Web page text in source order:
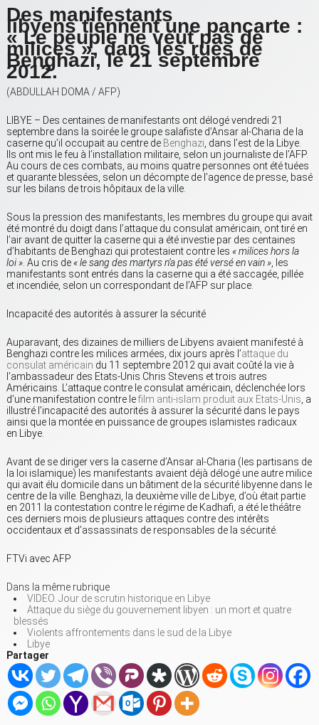
Des manifestants
libyens tiennent une pancarte :
« Le peuple ne veut pas de
milices », dans les rues de
Benghazi, le 21 septembre
2012.
(ABDULLAH DOMA / AFP)
LIBYE – Des centaines de manifestants ont délogé vendredi 21
septembre dans la soirée le groupe salafiste d’Ansar al-Charia de la
caserne qu’il occupait au centre de Benghazi , dans l’est de la Libye.
Ils ont mis le feu à l’installation militaire, selon un journaliste de l’AFP.
Au cours de ces combats, au moins quatre personnes ont été tuées
et quarante blessées, selon un décompte de l’agence de presse, basé
sur les bilans de trois hôpitaux de la ville.
Sous la pression des manifestants, les membres du groupe qui avait
été montré du doigt dans l’attaque du consulat américain, ont tiré en
l’air avant de quitter la caserne qui a été investie par des centaines
d’habitants de Benghazi qui protestaient contre les « milices hors la
loi » . Au cris de« le sang des martyrs n’a pas été versé en vain » , les
manifestants sont entrés dans la caserne qui a été saccagée, pillée
et incendiée, selon un correspondant de l’AFP sur place.
Incapacité des autorités à assurer la sécurité
Auparavant, des dizaines de milliers de Libyens avaient manifesté à
Benghazi contre les milices armées, dix jours après l’attaque du
consulat américain du 11 septembre 2012 qui avait coûté la vie à
l’ambassadeur des Etats-Unis Chris Stevens et trois autres
Américains. L’attaque contre le consulat américain, déclenchée lors
d’une manifestation contre lefilm anti-islam produit aux Etats-Unis , a
illustré l’incapacité des autorités à assurer la sécurité dans le pays
ainsi que la montée en puissance de groupes islamistes radicaux
en Libye.
Avant de se diriger vers la caserne d’Ansar al-Charia (les partisans de
la loi islamique) les manifestants avaient déjà délogé une autre milice
qui avait élu domicile dans un bâtiment de la sécurité libyenne dans le
centre de la ville. Benghazi, la deuxième ville de Libye, d’où était partie
en 2011 la contestation contre le régime de Kadhafi, a été le théâtre
ces derniers mois de plusieurs attaques contre des intérêts
occidentaux et d’assassinats de responsables de la sécurité.
FTVi avec AFP
Dans la même rubrique
VIDEO. Jour de scrutin historique en Libye
Attaque du siège du gouvernement libyen : un mort et quatre
blessés
Violents affrontements dans le sud de la Libye
Libye
Partager